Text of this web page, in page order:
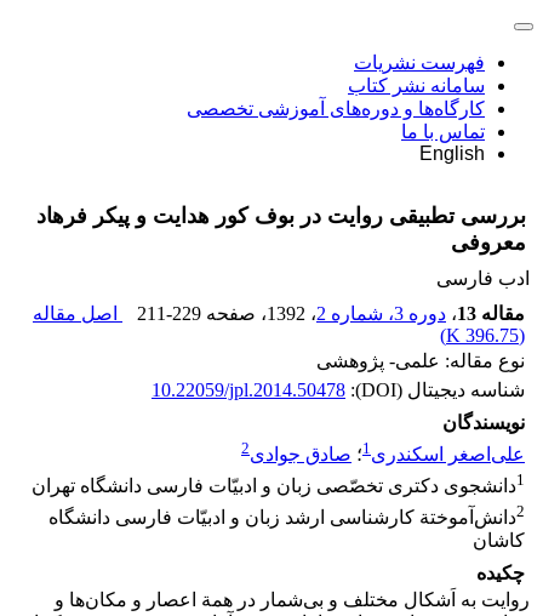
فهرست نشریات
سامانه نشر کتاب
کارگاه‌ها و دوره‌های آموزشی تخصصی
تماس با ما
English
بررسی تطبیقی روایت در بوف کور هدایت و پیکر فرهاد
معروفی
ادب فارسی
مقاله 13
، دوره 3، شماره 2 ، 1392 ، صفحه 211-229
اصل مقاله
(
396.75 K
)
نوع مقاله: علمی- پژوهشی
شناسه دیجیتال (DOI):
10.22059/jpl.2014.50478
نویسندگان
علی‌اصغر اسکندری1؛ صادق جوادی2
1دانشجوی دکتری تخصّصی زبان و ادبیّات فارسی دانشگاه تهران
2دانش‌آموختة کارشناسی ارشد زبان و ادبیّات فارسی دانشگاه
کاشان
چکیده
روایت به اَشکال مختلف و بی‌شمار در همة اعصار و مکان‌ها و